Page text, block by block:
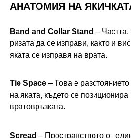
АНАТОМИЯ НА
Band and Collar Stand – Частта,
ризата да се изправи, както и
яката се изправя на врата.
Tie Space – Това е
на яката, където се позиционира
вратовръзката.
Spread – Пространството от